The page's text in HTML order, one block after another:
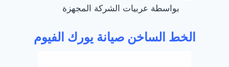
بواسطة عربيات الشركة المجهزة
الخط الساخن صيانة يورك الفيوم